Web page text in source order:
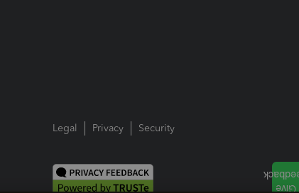
Legal Privacy Security